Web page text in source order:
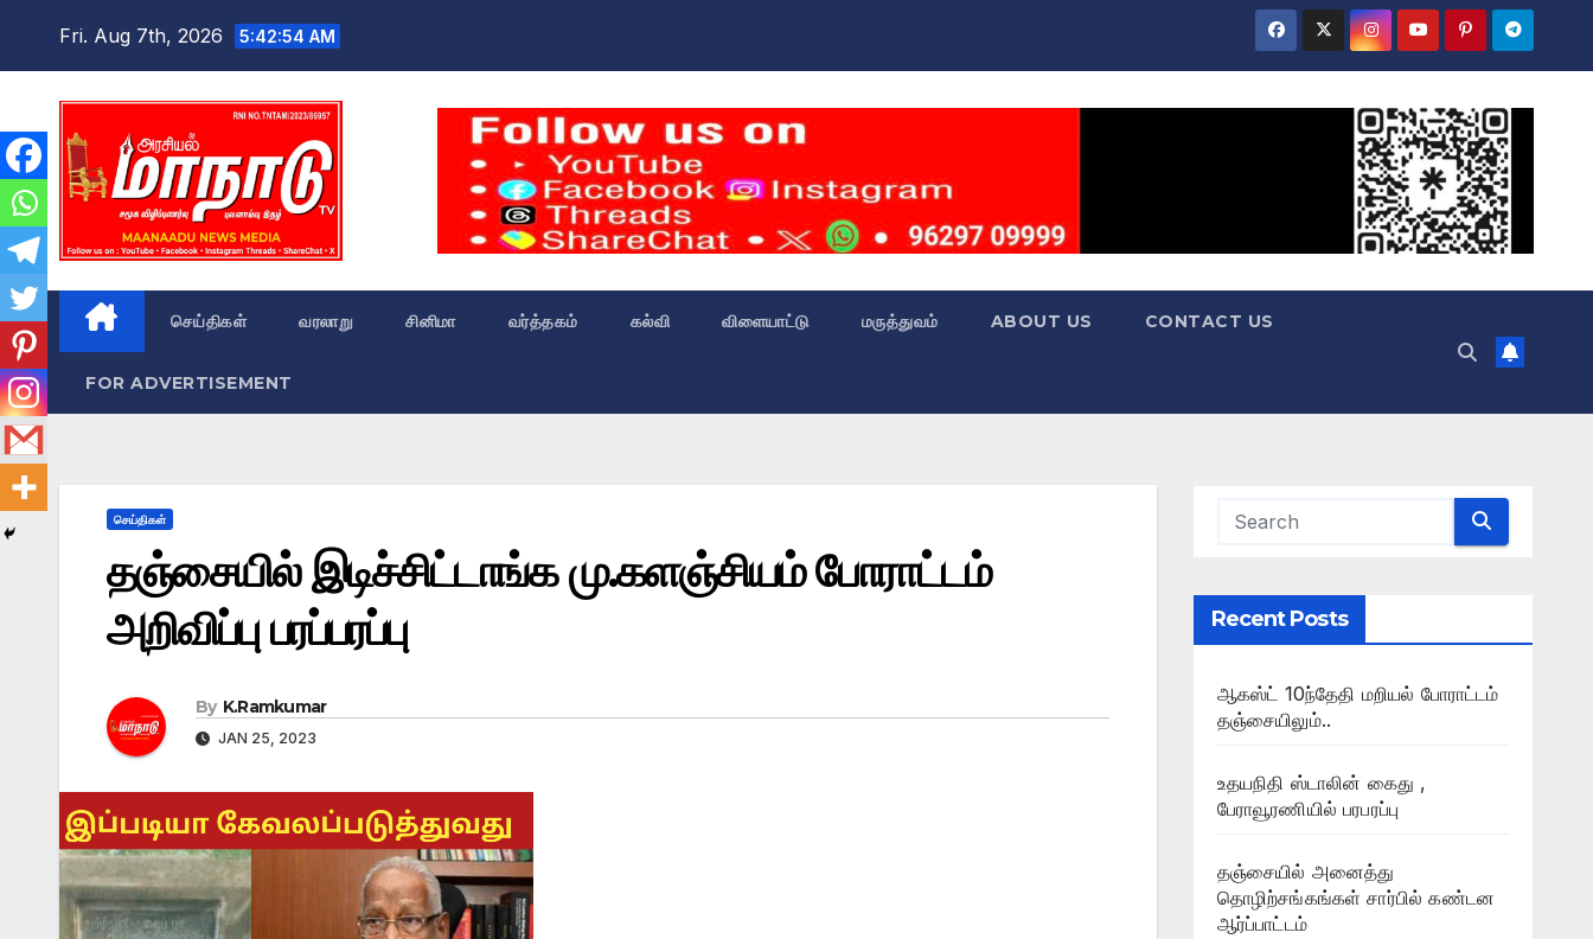
Fri. Aug 7th, 2026 5:42:55 AM
செய்திகள் வரலாறு சினிமா வர்த்தகம் கல்வி விளையாட்டு மருத்துவம் ABOUT US CONTACT US
FOR ADVERTISEMENT
செய்திகள்
தஞ்சையில் இடிச்சிட்டாங்க மு.களஞ்சியம் போராட்டம்
அறிவிப்பு பரப்பரப்பு
By K.Ramkumar
JAN 25, 2023
Recent Posts
ஆகஸ்ட் 10ந்தேதி மறியல் போராட்டம்
தஞ்சையிலும்..
உதயநிதி ஸ்டாலின் கைது ,
பேராவூரணியில் பரபரப்பு
தஞ்சையில் அனைத்து
தொழிற்சங்கங்கள் சார்பில் கண்டன
ஆர்ப்பாட்டம்